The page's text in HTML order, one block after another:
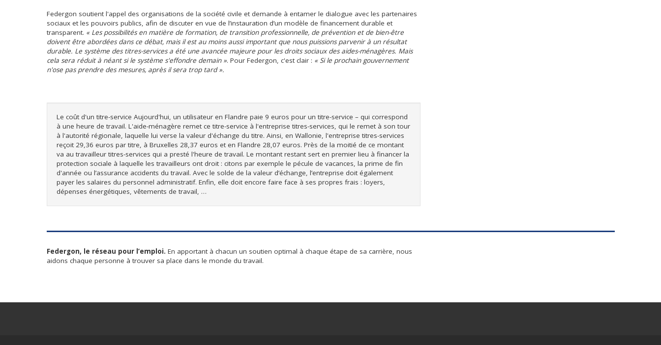
Federgon soutient l'appel des organisations de la société civile et demande à entamer le dialogue avec les partenaires
sociaux et les pouvoirs publics, afin de discuter en vue de l’instauration d’un modèle de financement durable et
transparent. « Les possibilités en matière de formation, de transition professionnelle, de prévention et de bien-être
doivent être abordées dans ce débat, mais il est au moins aussi important que nous puissions parvenir à un résultat
durable. Le système des titres-services a été une avancée majeure pour les droits sociaux des aides-ménagères. Mais
cela sera réduit à néant si le système s'effondre demain ». Pour Federgon, c'est clair : « Si le prochain gouvernement
n'ose pas prendre des mesures, après il sera trop tard ».
Le coût d'un titre-service Aujourd'hui, un utilisateur en Flandre paie 9 euros pour un titre-service – qui correspond
à une heure de travail. L'aide-ménagère remet ce titre-service à l'entreprise titres-services, qui le remet à son tour
à l'autorité régionale, laquelle lui verse la valeur d'échange du titre. Ainsi, en Wallonie, l'entreprise titres-services
reçoit 29,36 euros par titre, à Bruxelles 28,37 euros et en Flandre 28,07 euros. Près de la moitié de ce montant
va au travailleur titres-services qui a presté l'heure de travail. Le montant restant sert en premier lieu à financer la
protection sociale à laquelle les travailleurs ont droit : citons par exemple le pécule de vacances, la prime de fin
d'année ou l’assurance accidents du travail. Avec le solde de la valeur d’échange, l’entreprise doit également
payer les salaires du personnel administratif. Enfin, elle doit encore faire face à ses propres frais : loyers,
dépenses énergétiques, vêtements de travail, …
Federgon, le réseau pour l’emploi. En apportant à chacun un soutien optimal à chaque étape de sa carrière, nous
aidons chaque personne à trouver sa place dans le monde du travail.